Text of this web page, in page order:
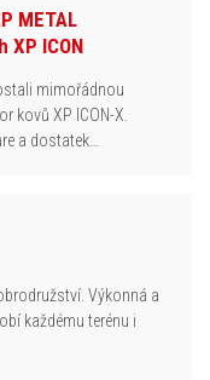
METAL
XP ICON
mimořádnou
kovů XP ICON-X.
a dostatek…
Výkonná a
každému terénu i